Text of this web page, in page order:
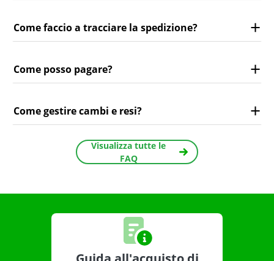
Come faccio a tracciare la spedizione?
Come posso pagare?
Come gestire cambi e resi?
Visualizza tutte le
FAQ